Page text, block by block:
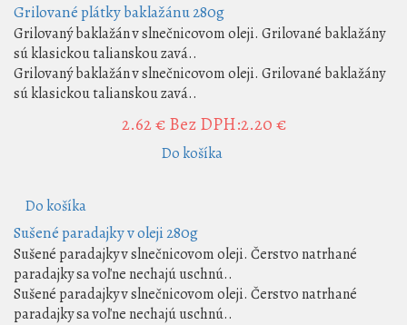
Grilované plátky baklažánu 280g
Grilovaný baklažán v slnečnicovom oleji. Grilované baklažány
sú klasickou talianskou zavá..
Grilovaný baklažán v slnečnicovom oleji. Grilované baklažány
sú klasickou talianskou zavá..
2.62 € Bez DPH:2.20 €
Do košíka
Do košíka
Sušené paradajky v oleji 280g
Sušené paradajky v slnečnicovom oleji. Čerstvo natrhané
paradajky sa voľne nechajú uschnú..
Sušené paradajky v slnečnicovom oleji. Čerstvo natrhané
paradajky sa voľne nechajú uschnú..